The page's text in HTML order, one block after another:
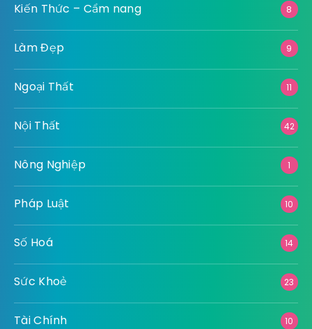
Kiến Thức – Cẩm nang 8
Làm Đẹp 9
Ngoại Thất 11
Nội Thất 42
Nông Nghiệp 1
Pháp Luật 10
Số Hoá 14
Sức Khoẻ 23
Tài Chính 10